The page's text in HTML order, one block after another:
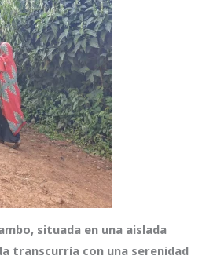
situada en una aislada
transcurría con una serenidad